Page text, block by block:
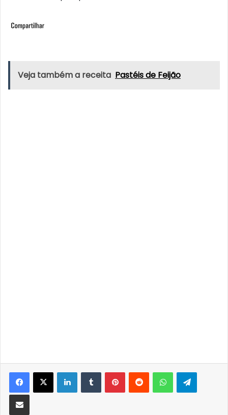
Veja também a receita Pastéis de Feijão
LinkedInTumblrPinterestReddit WhatsApp
Partilhar Via Email